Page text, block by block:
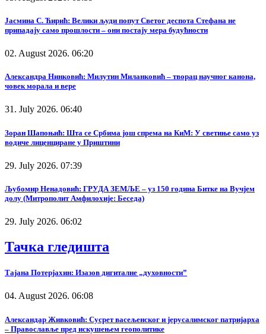
Јасмина С. Ћирић: Велики људи попут Светог деспота Стефана не
припадају само прошлости – они постају мера будућности
02. August 2026. 06:20
Александра Нинковић: Милутин Миланковић – творац научног канона,
човек морала и вере
31. July 2026. 06:40
Зоран Шапоњић: Шта се Србима још спрема на КиМ: У светиње само уз
водиче лиценциране у Приштини
29. July 2026. 07:39
Љубомир Ненадовић: ГРУДА ЗЕМЉЕ – уз 150 година Битке на Вучјем
долу (Митрополит Амфилохије: Беседа)
29. July 2026. 06:02
Тачка гледишта
Тајана Потерјахин: Изазов дигиталне „духовности”
04. August 2026. 06:08
Александар Живковић: Сусрет васељенског и јерусалимског патријарха
– Православље пред искушењем геополитике